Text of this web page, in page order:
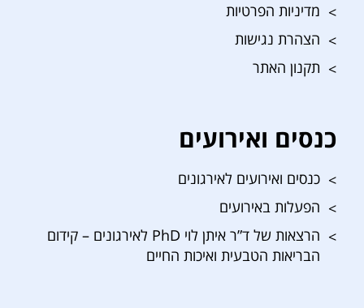
מדיניות הפרטיות
הצהרת נגישות
תקנון האתר
כנסים ואירועים
כנסים ואירועים לאירגונים
הפעלות באירועים
הרצאות של ד”ר איתן לוי PhD לאירגונים – קידום
הבריאות הטבעית ואיכות החיים